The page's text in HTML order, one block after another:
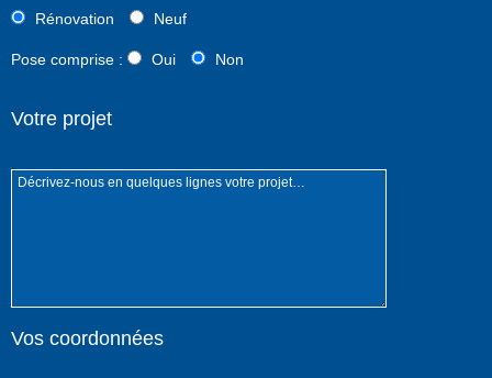
Rénovation Neuf
Pose comprise : Oui Non
Votre projet
Vos coordonnées